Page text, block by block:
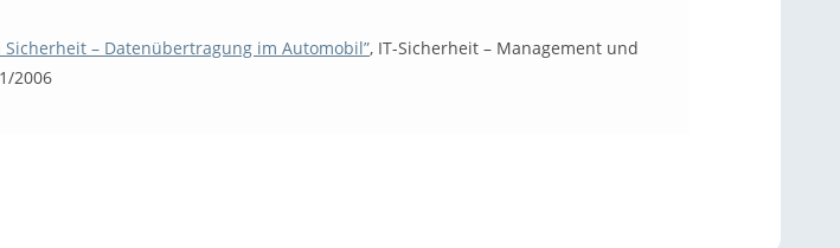
Sicherheit – Datenübertragung im Automobil”, IT-Sicherheit – Management und
2006